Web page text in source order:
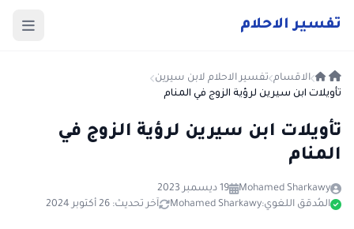
تفسير الاحلام
الاقسام تفسير الاحلام لابن سيرين
تأويلات ابن سيرين لرؤية الزوج في المنام
تأويلات ابن سيرين لرؤية الزوج في
المنام
Mohamed Sharkawy
19 ديسمبر 2023
المُدقق اللغوي:Mohamed Sharkawy آخر تحديث: 26 أكتوبر 2024